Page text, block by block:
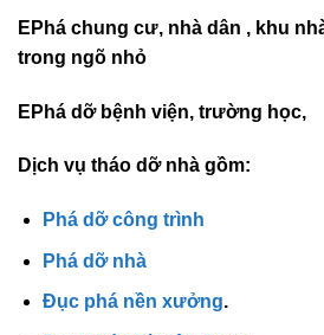
EPhá chung cư, nhà dân , khu
trong ngõ nhỏ
EPhá dỡ bệnh viện, trường học,
Dịch vụ tháo dỡ nhà gồm:
Phá dỡ công trình
Phá dỡ nhà
Đục phá nền xưởng.